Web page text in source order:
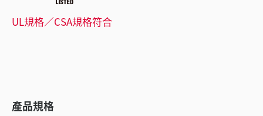
UL規格／CSA規格符合
產品規格